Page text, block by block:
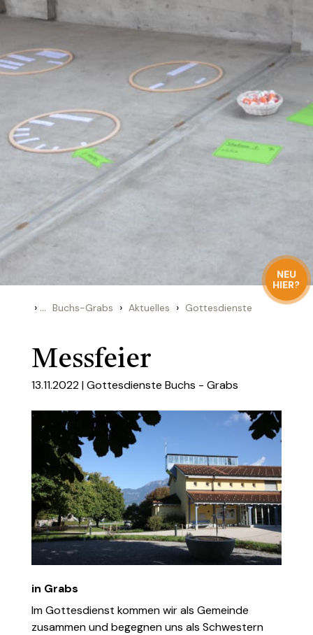
NEU
HIER?
› ... Buchs-Grabs › Aktuelles › Gottesdienste
Messfeier
13.11.2022 |Gottesdienste Buchs - Grabs
in Grabs
Im Gottesdienst kommen wir als Gemeinde
zusammen und begegnen uns als Schwestern